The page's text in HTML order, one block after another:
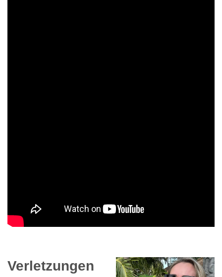
Verletzungen